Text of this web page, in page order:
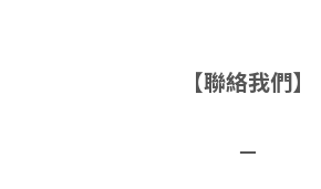
【聯絡我們】
－